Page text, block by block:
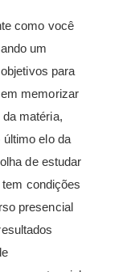
como você
um
para
memorizar
matéria,
elo da
de estudar
condições
presencial